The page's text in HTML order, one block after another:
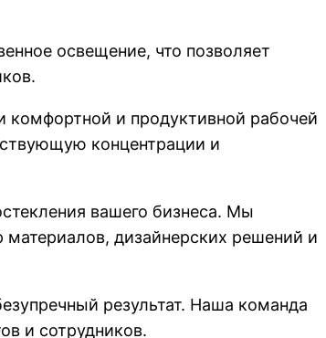
освещение, что позволяет
комфортной и продуктивной рабочей
концентрации и
вашего бизнеса. Мы
дизайнерских решений и
результат. Наша команда
и сотрудников.